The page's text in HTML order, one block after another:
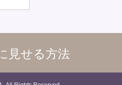
見せる方法